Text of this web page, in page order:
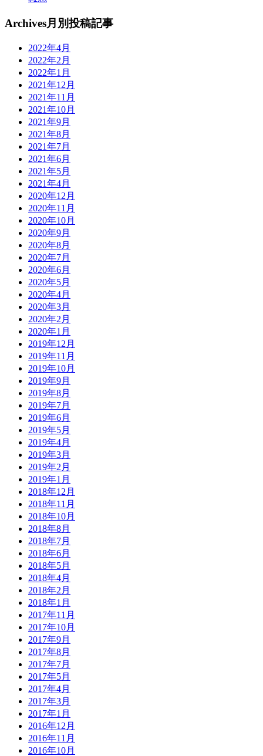
Archives月別投稿記事
2022年4月
2022年2月
2022年1月
2021年12月
2021年11月
2021年10月
2021年9月
2021年8月
2021年7月
2021年6月
2021年5月
2021年4月
2020年12月
2020年11月
2020年10月
2020年9月
2020年8月
2020年7月
2020年6月
2020年5月
2020年4月
2020年3月
2020年2月
2020年1月
2019年12月
2019年11月
2019年10月
2019年9月
2019年8月
2019年7月
2019年6月
2019年5月
2019年4月
2019年3月
2019年2月
2019年1月
2018年12月
2018年11月
2018年10月
2018年8月
2018年7月
2018年6月
2018年5月
2018年4月
2018年2月
2018年1月
2017年11月
2017年10月
2017年9月
2017年8月
2017年7月
2017年5月
2017年4月
2017年3月
2017年1月
2016年12月
2016年11月
2016年10月